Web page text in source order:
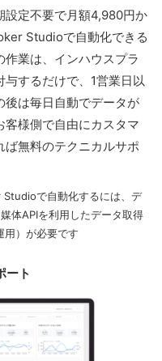
設定不要で月額4,980円か
Studioで自動化できる
業は、インハウスプラ
するだけで、1営業日以
後は毎日自動でデータが
様側で自由にカスタマ
無料のテクニカルサポ
で自動化するには、デ
体APIを利用したデータ取得
用）が必要です
ート